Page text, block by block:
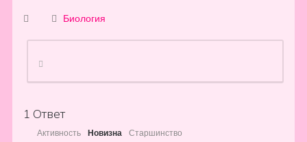
Биология
1 Ответ
Активность Новизна Старшинство